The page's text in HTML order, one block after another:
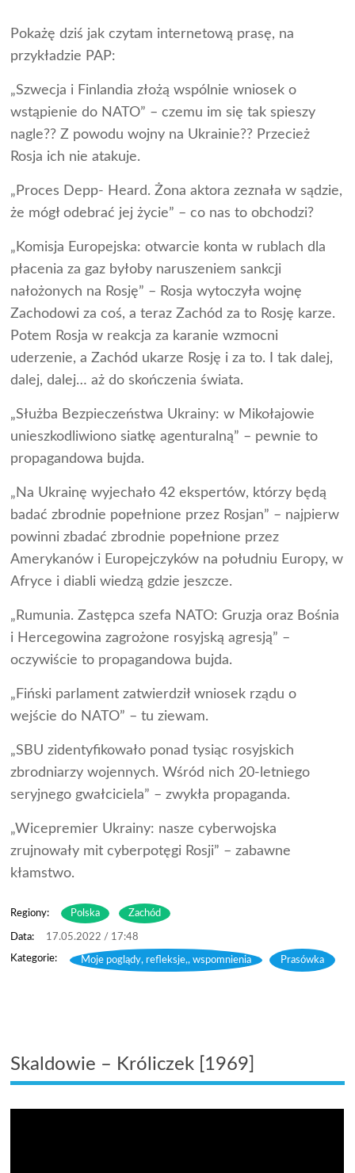
Pokażę dziś jak czytam internetową prasę, na
przykładzie PAP:
„Szwecja i Finlandia złożą wspólnie wniosek o
wstąpienie do NATO” – czemu im się tak spieszy
nagle?? Z powodu wojny na Ukrainie?? Przecież
Rosja ich nie atakuje.
„Proces Depp- Heard. Żona aktora zeznała w sądzie,
że mógł odebrać jej życie” – co nas to obchodzi?
„Komisja Europejska: otwarcie konta w rublach dla
płacenia za gaz byłoby naruszeniem sankcji
nałożonych na Rosję” – Rosja wytoczyła wojnę
Zachodowi za coś, a teraz Zachód za to Rosję karze.
Potem Rosja w reakcja za karanie wzmocni
uderzenie, a Zachód ukarze Rosję i za to. I tak dalej,
dalej, dalej… aż do skończenia świata.
„Służba Bezpieczeństwa Ukrainy: w Mikołajowie
unieszkodliwiono siatkę agenturalną” – pewnie to
propagandowa bujda.
„Na Ukrainę wyjechało 42 ekspertów, którzy będą
badać zbrodnie popełnione przez Rosjan” – najpierw
powinni zbadać zbrodnie popełnione przez
Amerykanów i Europejczyków na południu Europy, w
Afryce i diabli wiedzą gdzie jeszcze.
„Rumunia. Zastępca szefa NATO: Gruzja oraz Bośnia
i Hercegowina zagrożone rosyjską agresją” –
oczywiście to propagandowa bujda.
„Fiński parlament zatwierdził wniosek rządu o
wejście do NATO” – tu ziewam.
„SBU zidentyfikowało ponad tysiąc rosyjskich
zbrodniarzy wojennych. Wśród nich 20-letniego
seryjnego gwałciciela” – zwykła propaganda.
„Wicepremier Ukrainy: nasze cyberwojska
zrujnowały mit cyberpotęgi Rosji” – zabawne
kłamstwo.
Regiony: Polska Zachód
17.05.2022 / 17:48
Moje poglądy, refleksje,, wspomnienia , Prasówka
Skaldowie – Króliczek [1969]